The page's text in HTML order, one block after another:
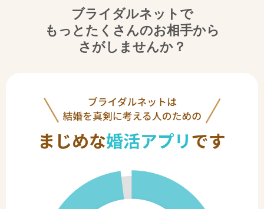
ブライダルネットで
もっとたくさんのお相手から
さがしませんか？